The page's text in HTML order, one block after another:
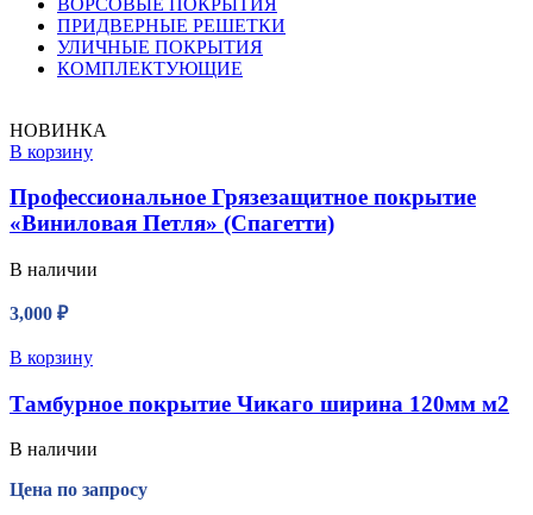
ПРИДВЕРНЫЕ РЕШЕТКИ
УЛИЧНЫЕ ПОКРЫТИЯ
КОМПЛЕКТУЮЩИЕ
НОВИНКА
В корзину
Профессиональное Грязезащитное покрытие
«Виниловая Петля» (Спагетти)
В наличии
3,000 ₽
В корзину
Тамбурное покрытие Чикаго ширина 120мм м2
В наличии
Цена по запросу